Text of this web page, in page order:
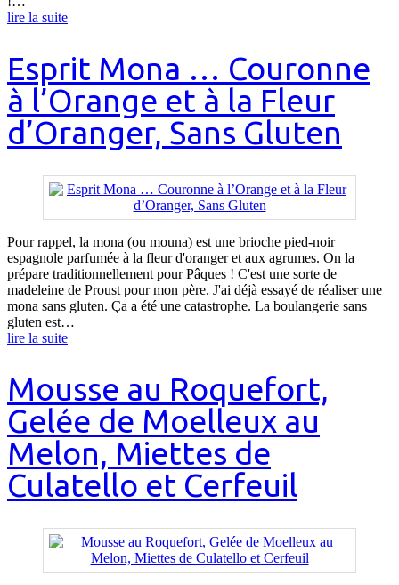
lire la suite
Esprit Mona … Couronne
à l’Orange et à la Fleur
d’Oranger, Sans Gluten
Pour rappel, la mona (ou mouna) est une brioche pied-noir
espagnole parfumée à la fleur d'oranger et aux agrumes. On la
prépare traditionnellement pour Pâques ! C'est une sorte de
madeleine de Proust pour mon père. J'ai déjà essayé de réaliser une
mona sans gluten. Ça a été une catastrophe. La boulangerie sans
gluten est…
lire la suite
Mousse au Roquefort,
Gelée de Moelleux au
Melon, Miettes de
Culatello et Cerfeuil